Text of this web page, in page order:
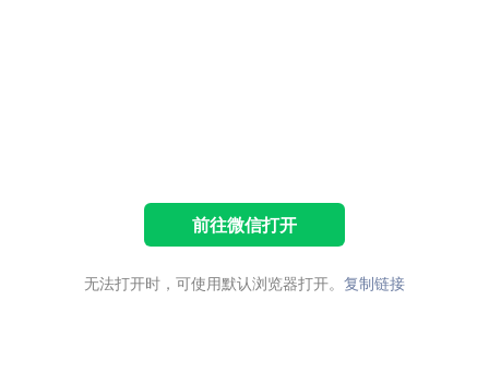
前往微信打开
无法打开时，可使用默认浏览器打开。 复制链接